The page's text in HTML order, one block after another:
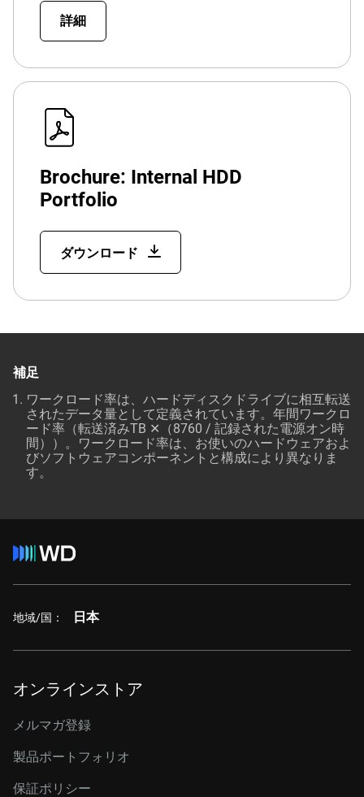
詳細
Brochure: Internal HDD
Portfolio
ダウンロード
補足
ワークロード率は、ハードディスクドライブに相互転送
されたデータ量として定義されています。年間ワークロ
ード率（転送済みTB ✕（8760 / 記録された電源オン時
間））。ワークロード率は、お使いのハードウェアおよ
びソフトウェアコンポーネントと構成により異なりま
す。
地域/国： 日本
オンラインストア
メルマガ登録
製品ポートフォリオ
保証ポリシー